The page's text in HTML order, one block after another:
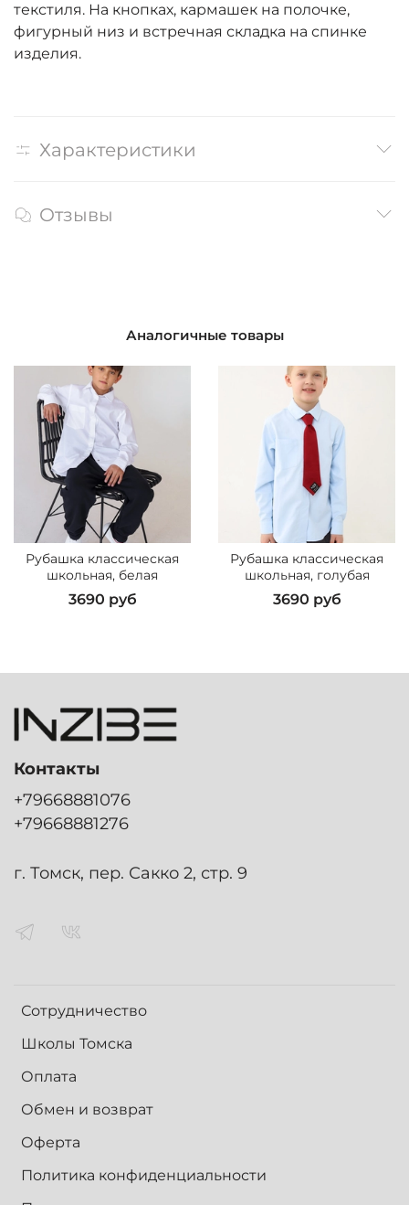
текстиля. На кнопках, кармашек на полочке,
фигурный низ и встречная складка на спинке
изделия.
Характеристики
Отзывы
Аналогичные товары
Рубашка классическая
школьная, белая
3690 руб
Рубашка классическая
школьная, голубая
3690 руб
Сотрудничество
Школы Томска
Оплата
Обмен и возврат
Оферта
Политика конфиденциальности
Контакты
+79668881076
+79668881276
г. Томск, пер. Сакко 2, стр. 9